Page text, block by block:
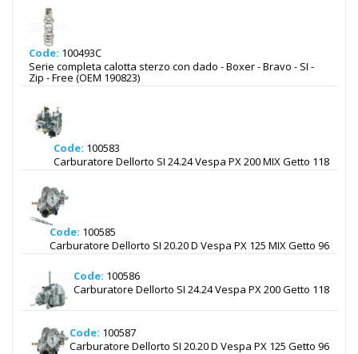
Code: 100493C
Serie completa calotta sterzo con dado - Boxer - Bravo - SI -
Zip - Free (OEM 190823)
Code: 100583
Carburatore Dellorto SI 24.24 Vespa PX 200 MIX Getto 118
Code: 100585
Carburatore Dellorto SI 20.20 D Vespa PX 125 MIX Getto 96
Code: 100586
Carburatore Dellorto SI 24.24 Vespa PX 200 Getto 118
Code: 100587
Carburatore Dellorto SI 20.20 D Vespa PX 125 Getto 96